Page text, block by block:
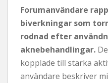
Forumanvändare
biverkningar som
rodnad efter
aknebehandlingar.
kopplade till starka
användare beskriver